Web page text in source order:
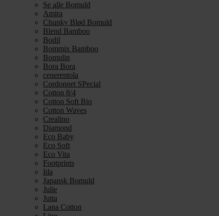
Se alle Bomuld
Amira
Chunky Blød Bomuld
Blend Bamboo
Bodil
Bommix Bamboo
Bomulin
Bora Bora
cenerentola
Cordonnet SPecial
Cotton 8/4
Cotton Soft Bio
Cotton Waves
Crealino
Diamond
Eco Baby
Eco Soft
Eco Vita
Footprints
Ida
Japansk Bomuld
Julie
Jutta
Lana Cotton